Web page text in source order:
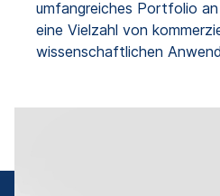
umfangreiches Portfolio
eine Vielzahl von
wissenschaftlichen